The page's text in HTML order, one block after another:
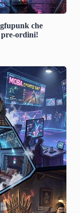
che
pre-ordini!